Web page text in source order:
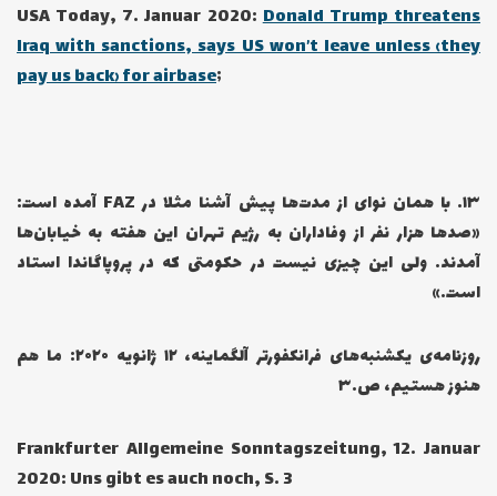
USA Today, 7. Januar 2020:Donald Trump threatens
Iraq with sanctions, says US won’t leave unless ‹they
pay us back› for airbase;
۱۳… با همان نوای از مدت‌ها پیش آشنا مثلا در FAZ آمده است:
«صدها هزار نفر از وفاداران به رژیم تهران این هفته به خیابان‌ها
آمدند. ولی این چیزی نیست در حکومتی که در پروپاگاندا استاد
است.»
روزنامه‌ی یکشنبه‌های فرانکفورتر آلگماینه، ۱۲ ژانویه ۲۰۲۰: ما هم
هنوز هستیم، ص.۳
Frankfurter Allgemeine Sonntagszeitung, 12. Januar
2020: Uns gibt es auch noch, S. 3